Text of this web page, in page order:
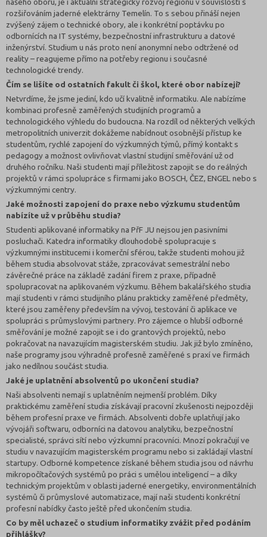
rozšiřováním jaderné elektrárny Temelín. To s sebou přináší nejen
zvýšený zájem o technické obory, ale i konkrétní poptávku po
odbornících na IT systémy, bezpečnostní infrastrukturu a datové
inženýrství. Studium u nás proto není anonymní nebo odtržené od
reality – reagujeme přímo na potřeby regionu i současné
technologické trendy.
Čím se lišíte od ostatních fakult či škol, které obor nabízejí?
Netvrdíme, že jsme jediní, kdo učí kvalitně informatiku. Ale nabízíme
kombinaci profesně zaměřených studijních programů a
technologického výhledu do budoucna. Na rozdíl od některých velkých
metropolitních univerzit dokážeme nabídnout osobnější přístup ke
studentům, rychlé zapojení do výzkumných týmů, přímý kontakt s
pedagogy a možnost ovlivňovat vlastní studijní směřování už od
druhého ročníku. Naši studenti mají příležitost zapojit se do reálných
projektů v rámci spolupráce s firmami jako BOSCH, ČEZ, ENGEL nebo s
výzkumnými centry.
Jaké možnosti zapojení do praxe nebo výzkumu studentům
nabízíte už v průběhu studia?
Studenti aplikované informatiky na PřF JU nejsou jen pasivními
posluchači. Katedra informatiky dlouhodobě spolupracuje s
výzkumnými institucemi i komerční sférou, takže studenti mohou již
během studia absolvovat stáže, zpracovávat semestrální nebo
závěrečné práce na základě zadání firem z praxe, případně
spolupracovat na aplikovaném výzkumu. Během bakalářského studia
mají studenti v rámci studijního plánu prakticky zaměřené předměty,
které jsou zaměřeny především na vývoj, testování či aplikace ve
spolupráci s průmyslovými partnery. Pro zájemce o hlubší odborné
směřování je možné zapojit se i do grantových projektů, nebo
pokračovat na navazujícím magisterském studiu. Jak již bylo zmíněno,
naše programy jsou výhradně profesně zaměřené s praxí ve firmách
jako nedílnou součást studia.
Jaké je uplatnění absolventů po ukončení studia?
Naši absolventi nemají s uplatněním nejmenší problém. Díky
praktickému zaměření studia získávají pracovní zkušenosti nejpozději
během profesní praxe ve firmách. Absolventi dobře uplatňují jako
vývojáři softwaru, odborníci na datovou analytiku, bezpečnostní
specialisté, správci sítí nebo výzkumní pracovníci. Mnozí pokračují ve
studiu v navazujícím magisterském programu nebo si zakládají vlastní
startupy. Odborné kompetence získané během studia jsou od návrhu
mikropočítačových systémů po práci s umělou inteligencí – a díky
technickým projektům v oblasti jaderné energetiky, environmentálních
systémů či průmyslové automatizace, mají naši studenti konkrétní
profesní nabídky často ještě před ukončením studia.
Co by měl uchazeč o studium informatiky zvážit před podáním
přihlášky?